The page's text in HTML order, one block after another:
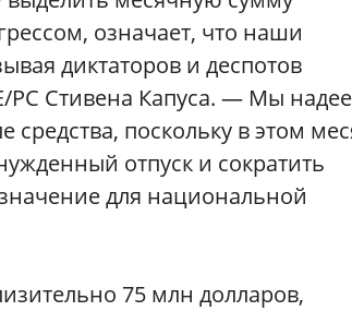
означает, что наши
диктаторов и деспотов
РС Стивена Капуса. — Мы
средства, поскольку в этом
отпуск и сократить
для национальной
75 млн долларов,